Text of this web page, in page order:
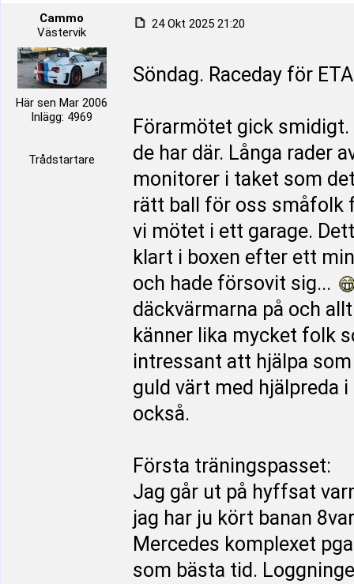
Cammo
Västervik
Här sen Mar 2006
Inlägg: 4969
Trådstartare
24 Okt 2025 21:20
Söndag. Raceday för
Förarmötet gick
de har där. Långa rader
monitorer i taket som
rätt ball för oss småfolk
vi mötet i ett garage.
klart i boxen efter ett
och hade försovit sig...
däckvärmarna på och
känner lika mycket folk
intressant att hjälpa
guld värt med hjälpreda
också.
Första träningspasset:
Jag går ut på hyffsat
jag har ju kört banan
Mercedes komplexet
som bästa tid.